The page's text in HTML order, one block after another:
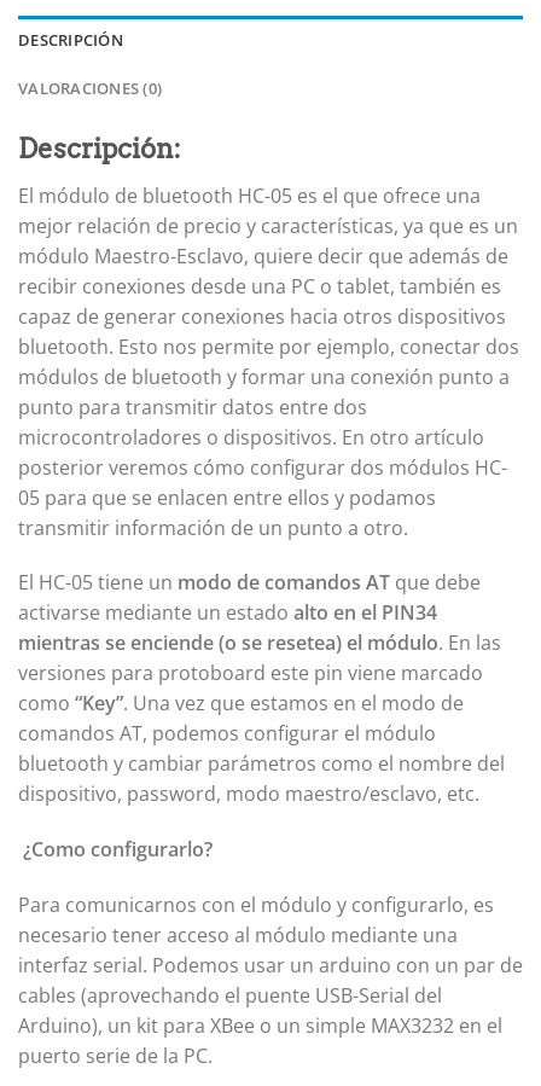
DESCRIPCIÓN
VALORACIONES (0)
Descripción:
El módulo de bluetooth HC-05 es el que ofrece una
mejor relación de precio y características, ya que es un
módulo Maestro-Esclavo, quiere decir que además de
recibir conexiones desde una PC o tablet, también es
capaz de generar conexiones hacia otros dispositivos
bluetooth. Esto nos permite por ejemplo, conectar dos
módulos de bluetooth y formar una conexión punto a
punto para transmitir datos entre dos
microcontroladores o dispositivos. En otro artículo
posterior veremos cómo configurar dos módulos HC-
05 para que se enlacen entre ellos y podamos
transmitir información de un punto a otro.
El HC-05 tiene un modo de comandos AT que debe
activarse mediante un estado alto en el PIN34
mientras se enciende (o se resetea) el módulo. En las
versiones para protoboard este pin viene marcado
como “Key”. Una vez que estamos en el modo de
comandos AT, podemos configurar el módulo
bluetooth y cambiar parámetros como el nombre del
dispositivo, password, modo maestro/esclavo, etc.
¿Como configurarlo?
Para comunicarnos con el módulo y configurarlo, es
necesario tener acceso al módulo mediante una
interfaz serial. Podemos usar un arduino con un par de
cables (aprovechando el puente USB-Serial del
Arduino), un kit para XBee o un simple MAX3232 en el
puerto serie de la PC.